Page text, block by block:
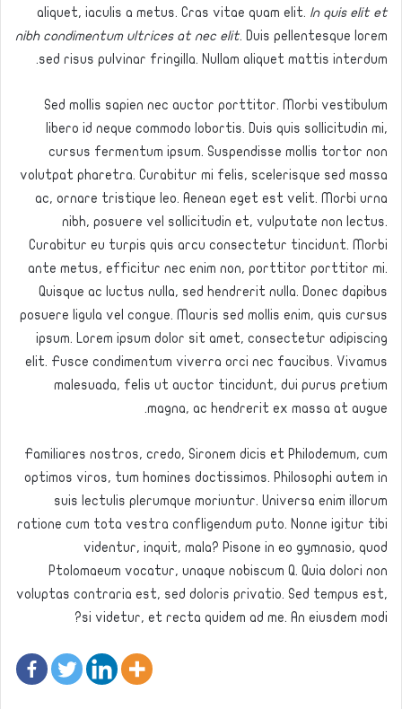
aliquet, iaculis a metus. Cras vitae quam elit. In quis elit et
nibh condimentum ultrices at nec elit. Duis pellentesque lorem
sed risus pulvinar fringilla. Nullam aliquet mattis interdum.
Sed mollis sapien nec auctor porttitor. Morbi vestibulum
libero id neque commodo lobortis. Duis quis sollicitudin mi,
cursus fermentum ipsum. Suspendisse mollis tortor non
volutpat pharetra. Curabitur mi felis, scelerisque sed massa
ac, ornare tristique leo. Aenean eget est velit. Morbi urna
nibh, posuere vel sollicitudin et, vulputate non lectus.
Curabitur eu turpis quis arcu consectetur tincidunt. Morbi
ante metus, efficitur nec enim non, porttitor porttitor mi.
Quisque ac luctus nulla, sed hendrerit nulla. Donec dapibus
posuere ligula vel congue. Mauris sed mollis enim, quis cursus
ipsum. Lorem ipsum dolor sit amet, consectetur adipiscing
elit. Fusce condimentum viverra orci nec faucibus. Vivamus
malesuada, felis ut auctor tincidunt, dui purus pretium
magna, ac hendrerit ex massa at augue.
Familiares nostros, credo, Sironem dicis et Philodemum, cum
optimos viros, tum homines doctissimos. Philosophi autem in
suis lectulis plerumque moriuntur. Universa enim illorum
ratione cum tota vestra confligendum puto. Nonne igitur tibi
videntur, inquit, mala? Pisone in eo gymnasio, quod
Ptolomaeum vocatur, unaque nobiscum Q. Quia dolori non
voluptas contraria est, sed doloris privatio. Sed tempus est,
si videtur, et recta quidem ad me. An eiusdem modi?